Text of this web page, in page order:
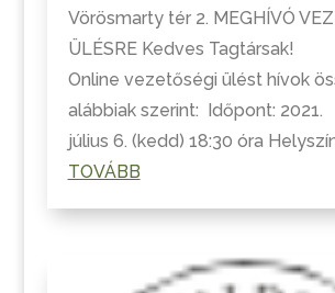
Vörösmarty tér 2. MEGHÍVÓ
ÜLÉSRE Kedves Tagtársak!
Online vezetőségi ülést hívok
alábbiak szerint: Időpont: 2021.
július 6. (kedd) 18:30 óra
TOVÁBB